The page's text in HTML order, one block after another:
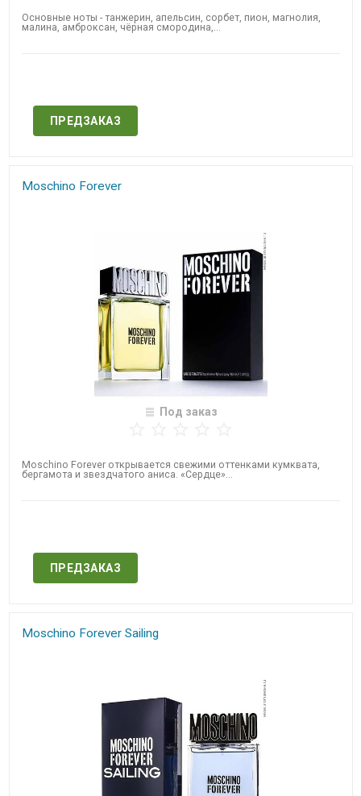
Основные ноты - танжерин, апельсин, сорбет, ​пион, магнолия,
малина, амброксан, чёрная смородина,...
ПРЕДЗАКАЗ
Moschino Forever
Под заказ
Moschino Forever открывается свежими оттенками кумквата,
бергамота и звездчатого аниса. «Сердце»...
ПРЕДЗАКАЗ
Moschino Forever Sailing